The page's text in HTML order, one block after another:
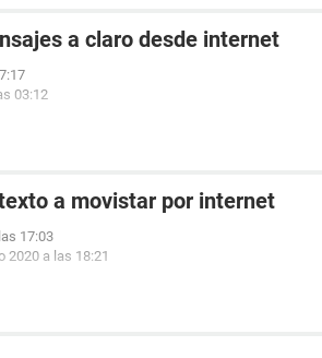
a claro desde internet
03:12
a movistar por internet
17:03
2020 a las 18:21